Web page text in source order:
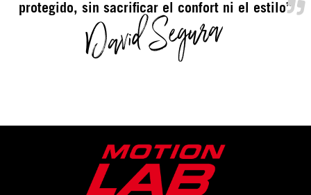
protegido, sin sacrificar el confort ni el estilo”
David Segura